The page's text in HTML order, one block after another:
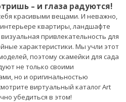
– и глаза радуются!
красивыми вещами. И неважно,
квартиры, ландшафте
привлекательность для
характеристики. Мы учли этот
поэтому скамейки для сада
не только своими
но и оригинальностью
виртуальный каталог Art
убедиться в этом!